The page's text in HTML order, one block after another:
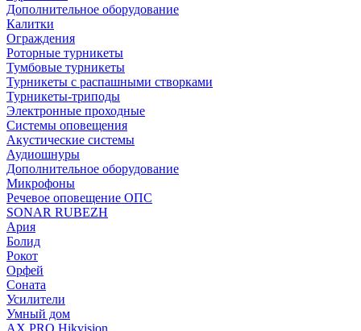
Дополнительное оборудование
Калитки
Ограждения
Роторные турникеты
Тумбовые турникеты
Турникеты с распашными створками
Турникеты-триподы
Электронные проходные
Системы оповещения
Акустические системы
Аудиошнуры
Дополнительное оборудование
Микрофоны
Речевое оповещение ОПС
SONAR RUBEZH
Ария
Болид
Рокот
Орфей
Соната
Усилители
Умный дом
AX PRO Hikvision